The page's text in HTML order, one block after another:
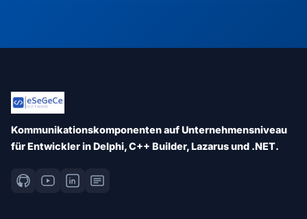
Kommunikationskomponenten auf Unternehmensniveau
für Entwickler in Delphi, C++ Builder, Lazarus und .NET.